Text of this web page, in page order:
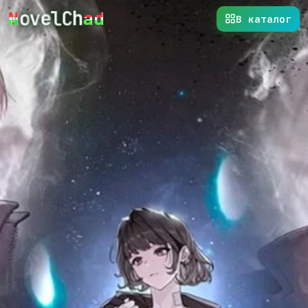
NovelChad В каталог